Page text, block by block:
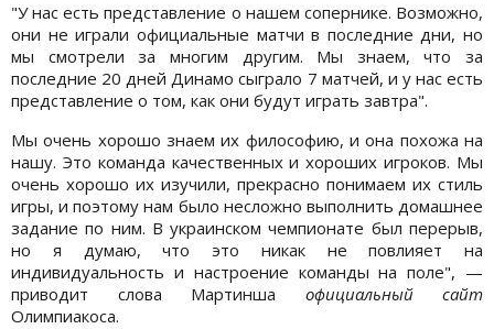
"У нас есть представление о нашем сопернике. Возможно,
они не играли официальные матчи в последние дни, но
мы смотрели за многим другим. Мы знаем, что за
последние 20 дней Динамо сыграло 7 матчей, и у нас есть
представление о том, как они будут играть завтра".
Мы очень хорошо знаем их философию, и она похожа на
нашу. Это команда качественных и хороших игроков. Мы
очень хорошо их изучили, прекрасно понимаем их стиль
игры, и поэтому нам было несложно выполнить домашнее
задание по ним. В украинском чемпионате был перерыв,
но я думаю, что это никак не повлияет на
индивидуальность и настроение команды на поле", —
приводит слова Мартинша официальный сайт
Олимпиакоса.